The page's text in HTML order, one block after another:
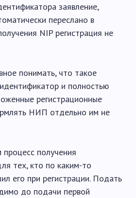
заявление,
переслано в
NIP регистрация не
понимать, что такое
и полностью
регистрационные
НИП отдельно им не
получения
тех, кто по каким-то
его при регистрации. Подать
до подачи первой